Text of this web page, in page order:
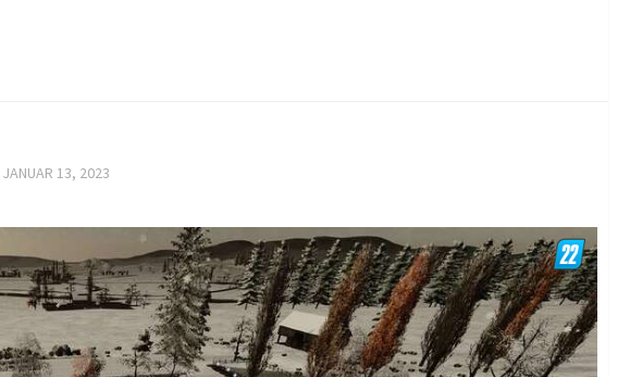
JANUAR 13, 2023